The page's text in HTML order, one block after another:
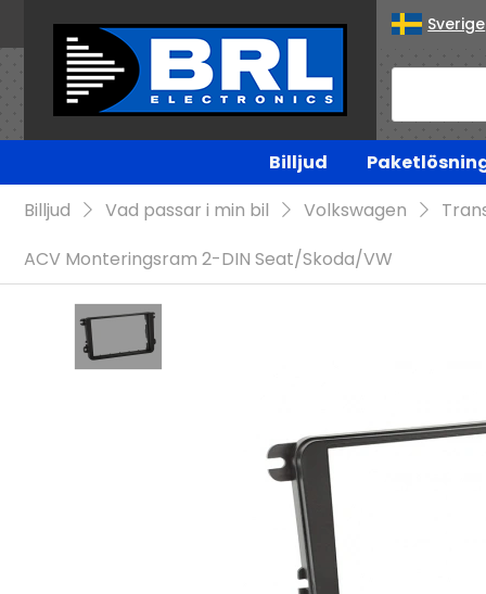
Sverige
Billjud
Billjud
Vad passar i min bil Volkswagen
ACV Monteringsram 2-DIN Seat/Skoda/VW